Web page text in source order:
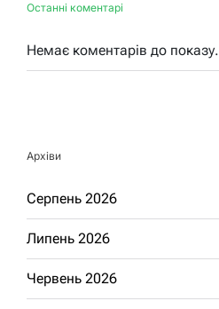
Останні коментарі
Немає коментарів до показу.
Архіви
Серпень 2026
Липень 2026
Червень 2026